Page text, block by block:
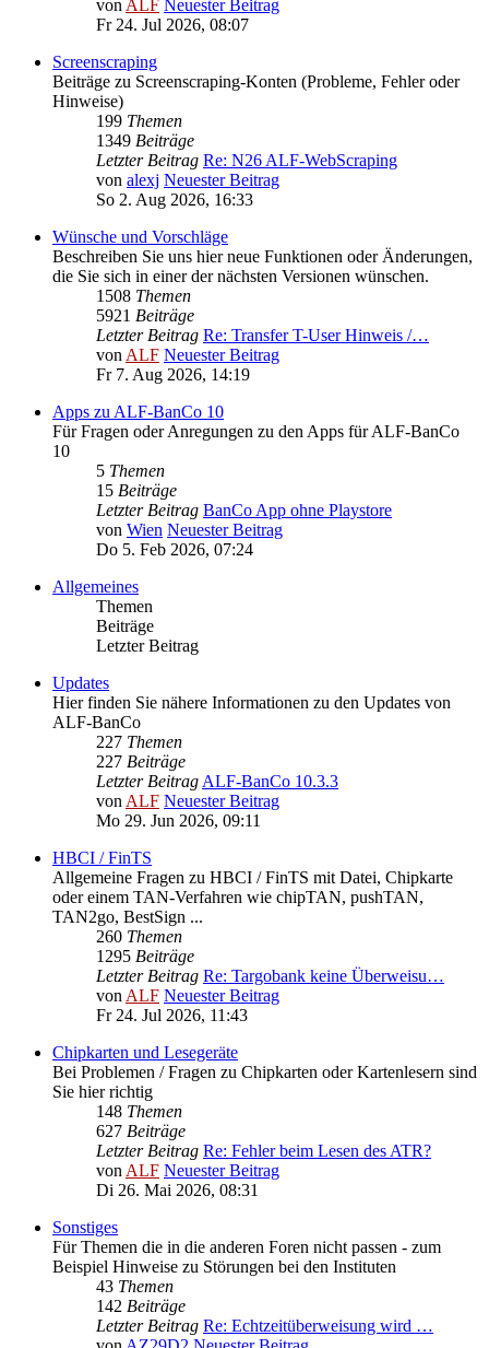
vonALF Neuester Beitrag
Fr 24. Jul 2026, 08:07
Screenscraping
Beiträge zu Screenscraping-Konten (Probleme, Fehler oder
Hinweise)
199 Themen
1349 Beiträge
Letzter Beitrag Re: N26 ALF-WebScraping
von alexj Neuester Beitrag
So 2. Aug 2026, 16:33
Wünsche und Vorschläge
Beschreiben Sie uns hier neue Funktionen oder Änderungen,
die Sie sich in einer der nächsten Versionen wünschen.
1508 Themen
5921 Beiträge
Letzter Beitrag Re: Transfer T-User Hinweis /…
vonALF Neuester Beitrag
Fr 7. Aug 2026, 14:19
Apps zu ALF-BanCo 10
Für Fragen oder Anregungen zu den Apps für ALF-BanCo
10
5 Themen
15 Beiträge
Letzter Beitrag BanCo App ohne Playstore
von Wien Neuester Beitrag
Do 5. Feb 2026, 07:24
Allgemeines
Themen
Beiträge
Letzter Beitrag
Updates
Hier finden Sie nähere Informationen zu den Updates von
ALF-BanCo
227 Themen
227 Beiträge
Letzter BeitragALF-BanCo 10.3.3
vonALF Neuester Beitrag
Mo 29. Jun 2026, 09:11
HBCI / FinTS
Allgemeine Fragen zu HBCI / FinTS mit Datei, Chipkarte
oder einem TAN-Verfahren wie chipTAN, pushTAN,
TAN2go, BestSign ...
260 Themen
1295 Beiträge
Letzter Beitrag Re: Targobank keine Überweisu…
vonALF Neuester Beitrag
Fr 24. Jul 2026, 11:43
Chipkarten und Lesegeräte
Bei Problemen / Fragen zu Chipkarten oder Kartenlesern sind
Sie hier richtig
148 Themen
627 Beiträge
Letzter Beitrag Re: Fehler beim Lesen des ATR?
vonALF Neuester Beitrag
Di 26. Mai 2026, 08:31
Sonstiges
Für Themen die in die anderen Foren nicht passen - zum
Beispiel Hinweise zu Störungen bei den Instituten
43 Themen
142 Beiträge
Letzter Beitrag Re: Echtzeitüberweisung wird …